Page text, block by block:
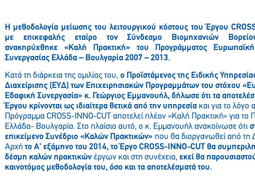
Η μεθοδολογία μείωσης του λειτουργικού κόστους του Έργου
με επικεφαλής εταίρο τον Σύνδεσμο Βιομηχανιών
ανακηρύχθηκε «Καλή Πρακτική» του Προγράμματος
Συνεργασίας Ελλάδα – Βουλγαρία 2007 – 2013.
Κατά τη διάρκεια της ομιλίας του, ο Προϊστάμενος της Ειδικής
Διαχείρισης (ΕΥΔ) των Επιχειρησιακών Προγραμμάτων του στόχου
Εδαφική Συνεργασία» κ. Γεώργιος Εμμανουήλ, δήλωσε ότι τα
Έργου κρίνονται ως ιδιαίτερα θετικά από την υπηρεσία και για το λόγο
Πρόγραμμα CROSS-INNO-CUT αποτελεί πλέον «Καλή Πρακτική» για το
Ελλάδα- Βουλγαρία. Στο πλαίσιο αυτό, ο κ. Εμμανουήλ ανακοίνωσε ότι
επικείμενο Συνέδριο «Καλών Πρακτικών» που θα διοργανωθεί από τη
Αρχή το Α’ εξάμηνο του 2014, το Έργο CROSS-INNO-CUT θα
δέσμη καλών πρακτικών έργων και στη συνέχεια, εκεί θα
καινοτόμος μεθοδολογία του, όσο και τα αποτελέσματά του.